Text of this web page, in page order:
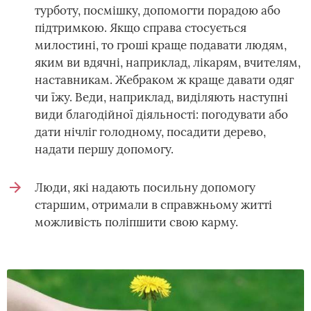
турботу, посмішку, допомогти порадою або
підтримкою. Якщо справа стосується
милостині, то гроші краще подавати людям,
яким ви вдячні, наприклад, лікарям, вчителям,
наставникам. Жебраком ж краще давати одяг
чи їжу. Веди, наприклад, виділяють наступні
види благодійної діяльності: погодувати або
дати нічліг голодному, посадити дерево,
надати першу допомогу.
Люди, які надають посильну допомогу
старшим, отримали в справжньому житті
можливість поліпшити свою карму.